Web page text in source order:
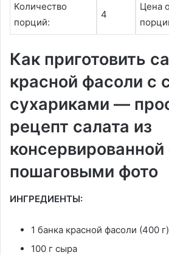
Количество
порций:
4
Цена
Как приготовить
красной фасоли с
сухариками —
рецепт салата из
пошаговыми фото
ИНГРЕДИЕНТЫ:
1 банка красной фасоли (400 г)
100 г сыра